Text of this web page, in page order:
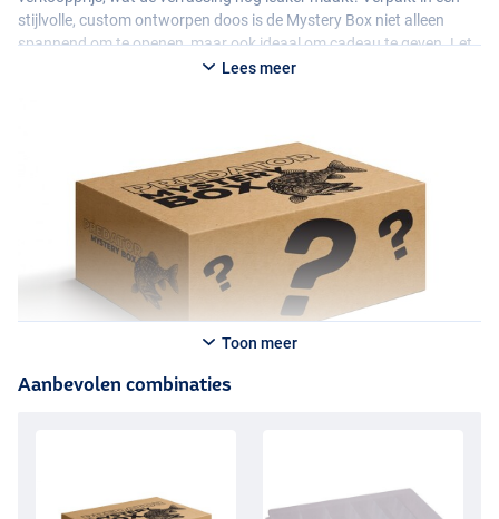
stijlvolle, custom ontworpen doos is de Mystery Box niet alleen
spannend om te openen, maar ook ideaal om cadeau te geven. Let
op: de Roofvis Mystery Box Deluxe Premium kan alleen ongeopend
Lees meer
Toon meer
Aanbevolen combinaties